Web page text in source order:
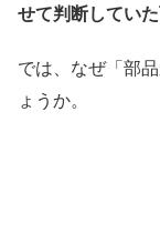
せて判断してい
では、なぜ「部
ょうか。